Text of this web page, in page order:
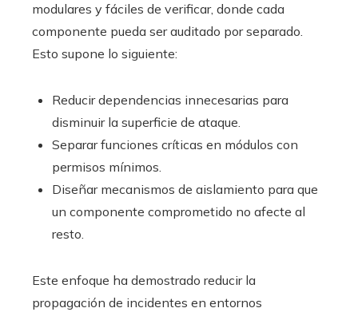
modulares y fáciles de verificar, donde cada
componente pueda ser auditado por separado.
Esto supone lo siguiente:
Reducir dependencias innecesarias para
disminuir la superficie de ataque.
Separar funciones críticas en módulos con
permisos mínimos.
Diseñar mecanismos de aislamiento para que
un componente comprometido no afecte al
resto.
Este enfoque ha demostrado reducir la
propagación de incidentes en entornos